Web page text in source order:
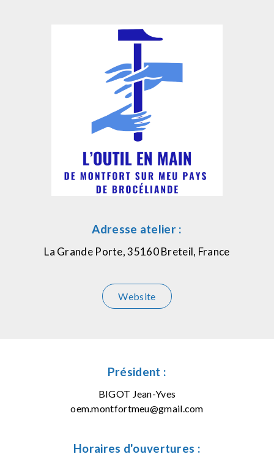
Adresse atelier :
La Grande Porte, 35160 Breteil, France
Website
Président :
BIGOT Jean-Yves
oem.montfortmeu@gmail.com
Horaires d'ouvertures :